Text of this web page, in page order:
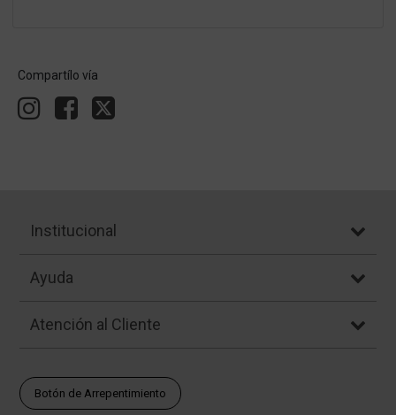
Compartílo vía
Institucional
Ayuda
Atención al Cliente
Botón de Arrepentimiento